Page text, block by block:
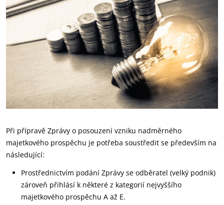
Při přípravě Zprávy o posouzení vzniku nadměrného
majetkového prospěchu je potřeba soustředit se především na
následující:
Prostřednictvím podání Zprávy se odběratel (velký podnik)
zároveň přihlásí k některé z kategorií nejvyššího
majetkového prospěchu A až E.